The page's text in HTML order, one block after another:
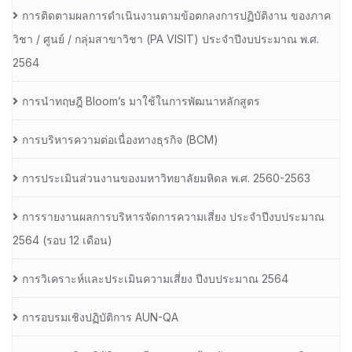
การติดตามผลการดำเนินงานตามข้อตกลงการปฏิบัติงาน ของภาค
วิชา / ศูนย์ / กลุ่มสาขาวิชา (PA VISIT) ประจำปีงบประมาณ พ.ศ.​
2564
การนำทฤษฎี Bloom’s มาใช้ในการพัฒนาหลักสูตร
การบริหารความต่อเนื่องทางธุรกิจ (BCM)
การประเมินส่วนงานของมหาวิทยาลัยมหิดล พ.ศ. 2560-2563
การรายงานผลการบริหารจัดการความเสี่ยง ประจำปีงบประมาณ
2564 (รอบ 12 เดือน)
การวิเคราะห์และประเมินความเสี่ยง ปีงบประมาณ 2564
การอบรมเชิงปฏิบัติการ AUN-QA